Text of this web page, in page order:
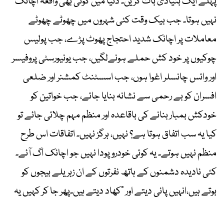
نہیں ہوتا۔ جب بیک وقت کئی شہروں میں چھوٹے چھوٹے
معاملات پر اچانک شدید احتجاج پھوٹ پڑے، جب پولیس
چوکیوں پر خود کش حملے ہونےلگیں، جب یونیورسٹی پروفیسر
اور وائس چانسلر اغوا ہوں، جب اسسٹنٹ کمشنر اور ضلعی
افسران کو بے رحمی سے نشانہ بنایا جائے، جب خواتین کو
خودکش بمبار بنانے کی باقاعدہ اور منظم مہم چلائی جائے تو
کیا یہ سب اتفاق ہوتا ہے؟ نہیں، ہرگز نہیں۔ اتفاقات اس طرح
منظم نہیں ہوتے۔ یہ کوئی خودرو پودا نہیں جو اچانک اگ آئے۔
کئی نادیدہ دشمنوں کے ہاتھ نفرتوں کے ان زہریلے بیجوں کو
بوتے ہیں،انہیں پانی دیتے اور “کھاد دیتے ہیں۔پھر جا کر کہیں یہ